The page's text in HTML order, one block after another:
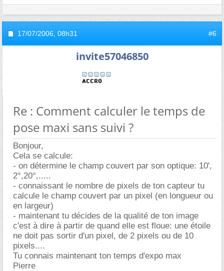
17/07/2006, 08h31 #6
invite57046850
Re : Comment calculer le temps de
pose maxi sans suivi ?
Bonjour,
Cela se calcule:
- on détermine le champ couvert par son optique: 10',
2°,20°,.....
- connaissant le nombre de pixels de ton capteur tu
calcule le champ couvert par un pixel (en longueur ou
en largeur)
- maintenant tu décides de la qualité de ton image
c'est à dire à partir de quand elle est floue: une étoile
ne doit pas sortir d'un pixel, de 2 pixels ou de 10
pixels....
Tu connais maintenant ton temps d'expo max
Pierre